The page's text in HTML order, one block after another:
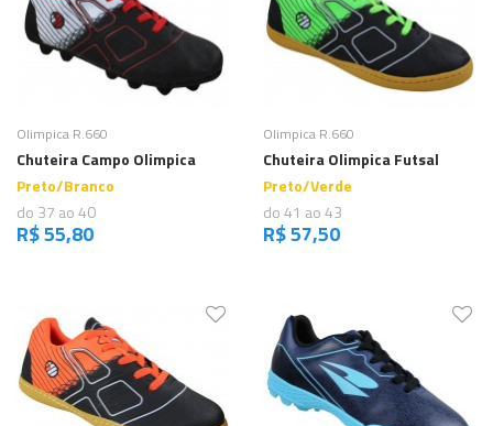
Comprar
Olimpica R.660
Chuteira Campo Olimpica
Preto/Branco
do 37 ao 40
R$ 55,80
Comprar
Olimpica R.660
Chuteira Olimpica Futsal
Preto/Verde
do 41 ao 43
R$ 57,50